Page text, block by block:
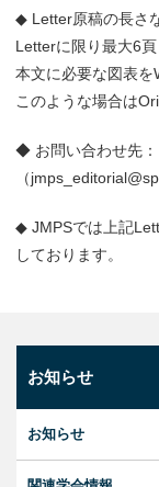
◆ Letter原稿の長さ
Letterに限り最大6
本文に必要な図表を
このような場合は
◆ お問い合わせ先
（
◆ JMPSでは上記
しております。
お知らせ
お知らせ